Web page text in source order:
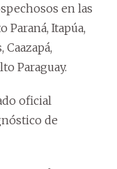
en las
Paraná, Itapúa,
Paraguay.
oficial
de